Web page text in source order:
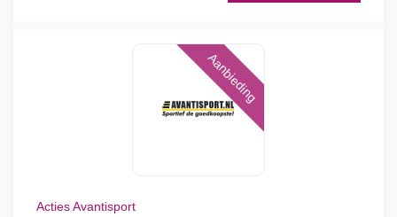
Aanbieding
Acties Avantisport